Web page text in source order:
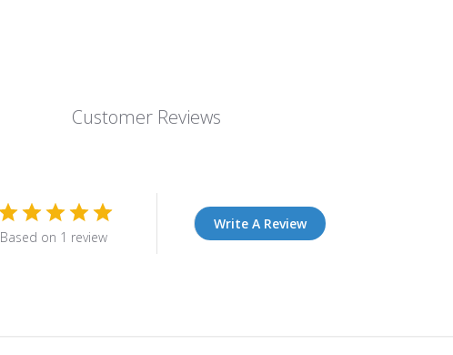
Customer Reviews
Based on 1 review
Write A Review